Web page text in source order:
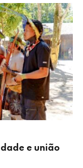
e união